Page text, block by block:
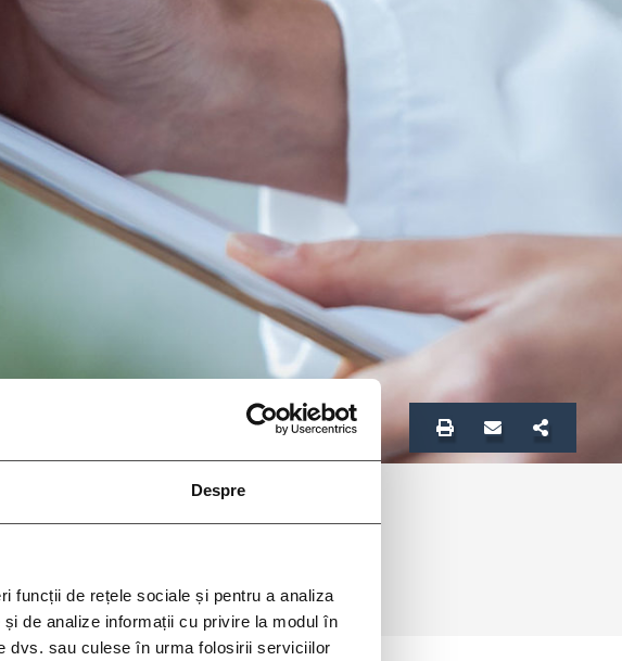
Despre
funcții de rețele sociale și pentru a analiza
de analize informații cu privire la modul în
dvs. sau culese în urma folosirii serviciilor